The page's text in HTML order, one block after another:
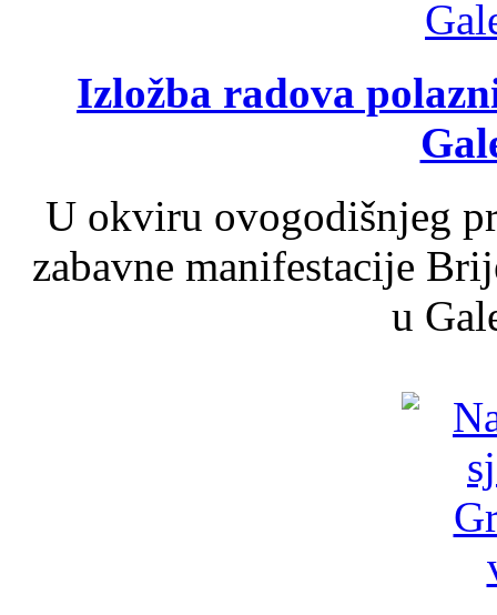
Izložba radova
U okviru ovogodišnjeg
zabavne manifestacije
u